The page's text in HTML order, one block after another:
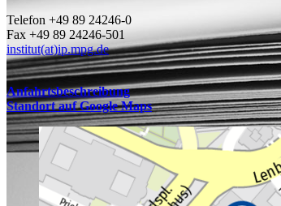
Telefon +49 89 24246-0
Fax +49 89 24246-501
institut(at)ip.mpg.de
Anfahrtsbeschreibung
Standort auf Google Maps